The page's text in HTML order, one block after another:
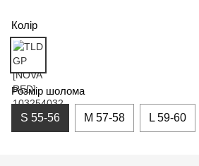
Колір
Розмір шолома
S 55-56 M 57-58 L 59-60